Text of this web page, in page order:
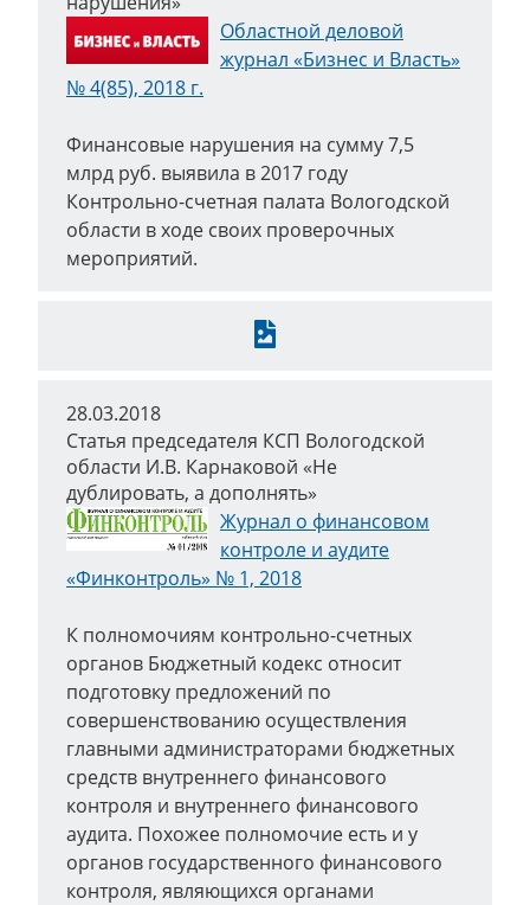
Областной деловой
журнал «Бизнес и Власть»
№ 4(85), 2018 г.
Финансовые нарушения на сумму 7,5
млрд руб. выявила в 2017 году
Контрольно-счетная палата Вологодской
области в ходе своих проверочных
мероприятий.
Скачать
28.03.2018
Статья председателя КСП Вологодской
области И.В. Карнаковой «Не
дублировать, а дополнять»
Журнал о финансовом
контроле и аудите
«Финконтроль» № 1, 2018
К полномочиям контрольно-счетных
органов Бюджетный кодекс относит
подготовку предложений по
совершенствованию осуществления
главными администраторами бюджетных
средств внутреннего финансового
контроля и внутреннего финансового
аудита. Похожее полномочие есть и у
органов государственного финансового
контроля, являющихся органами